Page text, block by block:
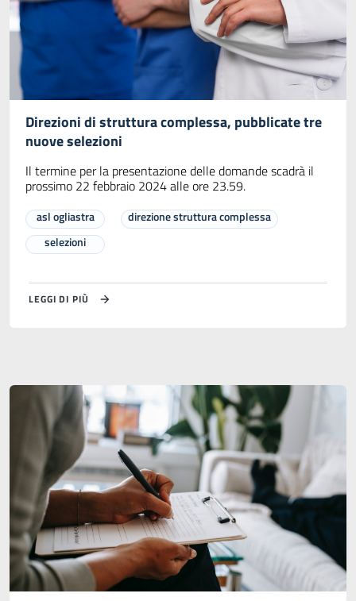
Direzioni di struttura complessa, pubblicate tre
nuove selezioni
Il termine per la presentazione delle domande scadrà il
prossimo 22 febbraio 2024 alle ore 23.59.
asl ogliastra
direzione struttura complessa
selezioni
LEGGI DI PIÙ